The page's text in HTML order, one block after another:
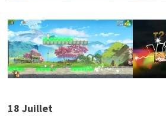
18 Juillet